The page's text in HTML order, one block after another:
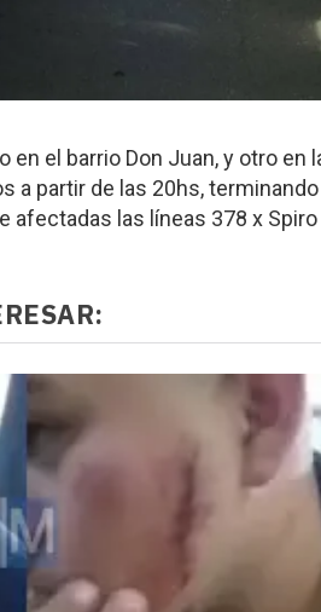
el barrio Don Juan, y otro en
a partir de las 20hs,
afectadas las líneas 378 x